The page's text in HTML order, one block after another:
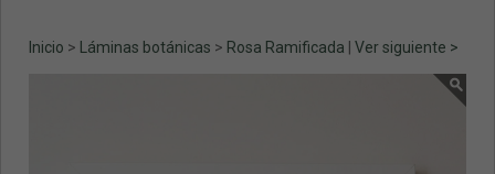
Inicio > Láminas botánicas > Rosa Ramificada Ver siguiente >